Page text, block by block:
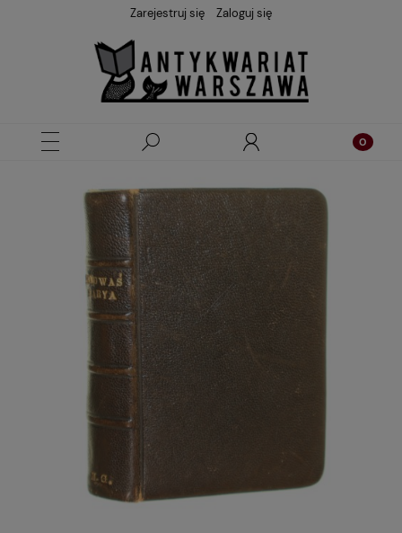
Zarejestruj się Zaloguj się